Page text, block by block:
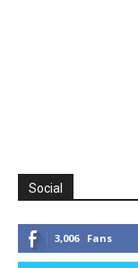
Social
3,006 Fans